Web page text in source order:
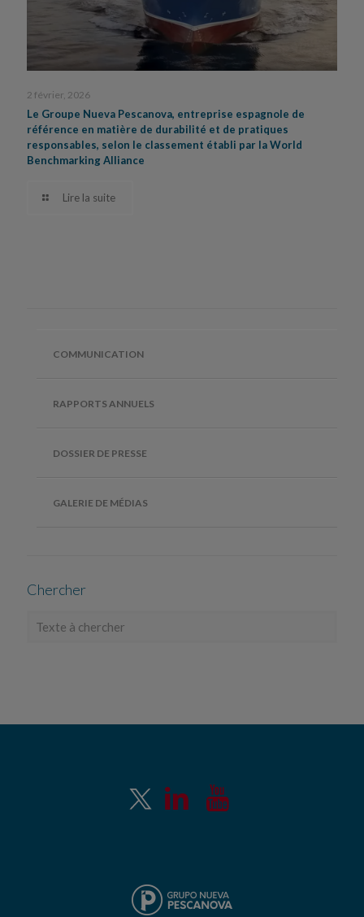
2 février, 2026
Le Groupe Nueva Pescanova, entreprise espagnole de
référence en matière de durabilité et de pratiques
responsables, selon le classement établi par la World
Benchmarking Alliance
Lire la suite
COMMUNICATION
RAPPORTS ANNUELS
DOSSIER DE PRESSE
GALERIE DE MÉDIAS
Chercher